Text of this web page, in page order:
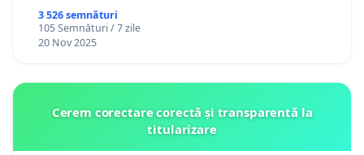
3 526 semnături
105 Semnături / 7 zile
20 Nov 2025
Cerem corectare corectă și transparentă la
titularizare